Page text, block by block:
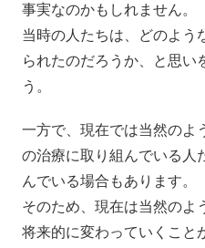
事実なのかもしれません。
当時の人たちは、どのよう
られたのだろうか、と思い
う。
一方で、現在では当然のよ
の治療に取り組んでいる人
んでいる場合もあります。
そのため、現在は当然のよ
将来的に変わっていくこと